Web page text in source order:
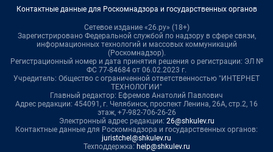
Контактные данные для Роскомнадзора и государственных органов
Сетевое издание «26.ру» (18+)
Зарегистрировано Федеральной службой по надзору в сфере связи,
информационных технологий и массовых коммуникаций
(Роскомнадзор).
Регистрационный номер и дата принятия решения о регистрации: ЭЛ №
ФС 77-84684 от 06.02.2023 г.
Учредитель: Общество с ограниченной ответственностью "ИНТЕРНЕТ
ТЕХНОЛОГИИ"
Главный редактор: Ефремов Анатолий Павлович
Адрес редакции: 454091, г. Челябинск, проспект Ленина, 26А, стр.2, 16
этаж, +7-982-706-26-26
Электронный адрес редакции: 26@shkulev.ru
Контактные данные для Роскомнадзора и государственных органов:
juristchel@shkulev.ru
Техподдержка: help@shkulev.ru